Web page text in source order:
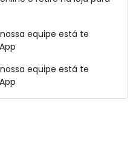
equipe está te
equipe está te